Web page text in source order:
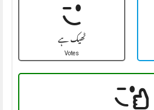
ٹھیک ہے
Votes